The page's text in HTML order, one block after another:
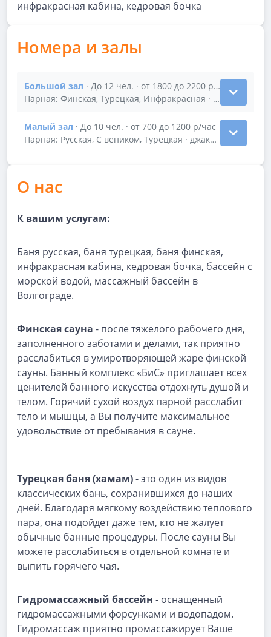
инфракрасная кабина, кедровая бочка
Номера и залы
Большой зал · До 12 чел. · от 1800 до 2200 р/час
Парная: Финская, Турецкая, Инфракрасная · Бассейн с
Показать подробности зала Большой зал
Малый зал · До 10 чел. · от 700 до 1200 р/час
Парная: Русская, С веником, Турецкая · джакузи бассейн
Показать подробности зала Малый зал
О нас
К вашим услугам:
Баня русская, баня турецкая, баня финская,
инфракрасная кабина, кедровая бочка, бассейн с
морской водой, массажный бассейн в
Волгограде.
Финская сауна - после тяжелого рабочего дня,
заполненного заботами и делами, так приятно
расслабиться в умиротворяющей жаре финской
сауны. Банный комплекс «БиС» приглашает всех
ценителей банного искусства отдохнуть душой и
телом. Горячий сухой воздух парной расслабит
тело и мышцы, а Вы получите максимальное
удовольствие от пребывания в сауне.
Турецкая баня (хамам)- это один из видов
классических бань, сохранившихся до наших
дней. Благодаря мягкому воздействию теплового
пара, она подойдет даже тем, кто не жалует
обычные банные процедуры. После сауны Вы
можете расслабиться в отдельной комнате и
выпить горячего чая.
Гидромассажный бассейн - оснащенный
гидромассажными форсунками и водопадом.
Гидромассаж приятно промассажирует Ваше